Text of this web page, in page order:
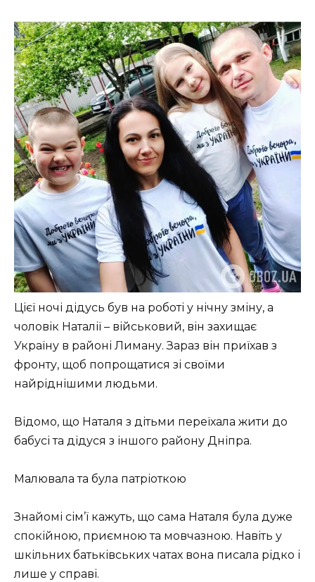
Цієї ночі дідусь був на роботі у нічну зміну, а
чоловік Наталії – військовий, він захищає
Україну в районі Лиману. Зараз він приїхав з
фронту, щоб попрощатися зі своїми
найріднішими людьми.
Відомо, що Наталя з дітьми переїхала жити до
бабусі та дідуся з іншого району Дніпра.
Малювала та була патріоткою
Знайомі сім’ї кажуть, що сама Наталя була дуже
спокійною, приємною та мовчазною. Навіть у
шкільних батьківських чатах вона писала рідко і
лише у справі.